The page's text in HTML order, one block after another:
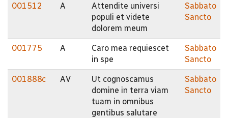
001512 A
Attendite universi
populi et videte
dolorem meum
Sabbato
Sancto
001775 A
Caro mea requiescet
in spe
Sabbato
Sancto
001888c AV
Ut cognoscamus
domine in terra viam
tuam in omnibus
gentibus salutare
Sabbato
Sancto